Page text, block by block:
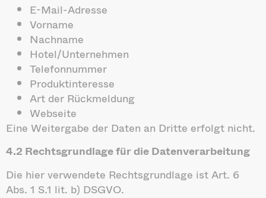
E-Mail-Adresse
Vorname
Nachname
Hotel/Unternehmen
Telefonnummer
Produktinteresse
Art der Rückmeldung
Webseite
Eine Weitergabe der Daten an Dritte erfolgt nicht.
4.2 Rechtsgrundlage für die Datenverarbeitung
Die hier verwendete Rechtsgrundlage ist Art. 6
Abs. 1 S.1 lit. b) DSGVO.